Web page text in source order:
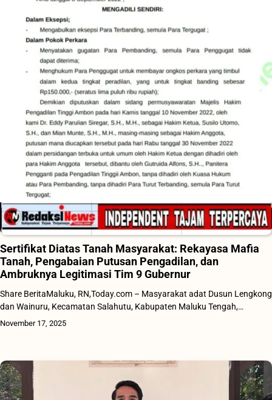
Sertifikat Diatas Tanah Masyarakat: Rekayasa Mafia
Tanah, Pengabaian Putusan Pengadilan, dan
Ambruknya Legitimasi Tim 9 Gubernur
Share BeritaMaluku, RN,Today.com – Masyarakat adat Dusun Lengkong
dan Wainuru, Kecamatan Salahutu, Kabupaten Maluku Tengah,…
November 17, 2025